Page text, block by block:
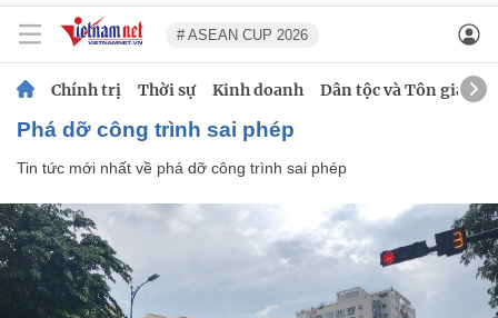
# ASEAN CUP 2026
Chính trị Thời sự Kinh doanh Dân tộc và Tôn giáo
phá dỡ công trình sai phép
Tin tức mới nhất về phá dỡ công trình sai phép